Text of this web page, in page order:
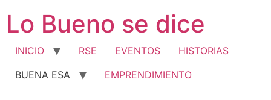
contenido
Lo Bueno se dice
INICIO RSE EVENTOS
HISTORIAS
BUENA ESA
EMPRENDIMIENTO